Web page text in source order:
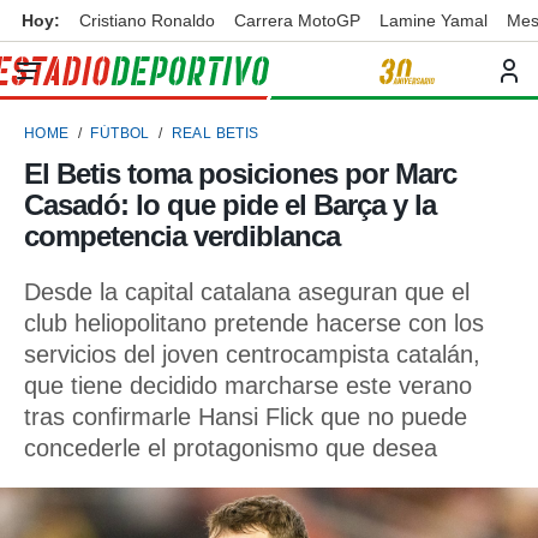
de
por
para
la
que se
calidad.
las
y
forma
digital
Hoy: Cristiano Ronaldo Carrera MotoGP Lamine Yamal
HOME FÚTBOL REAL BETIS
El Betis toma posiciones por Marc
Casadó: lo que pide el Barça y la
competencia verdiblanca
Desde la capital catalana aseguran que el
club heliopolitano pretende hacerse con los
servicios del joven centrocampista catalán,
que tiene decidido marcharse este verano
tras confirmarle Hansi Flick que no puede
concederle el protagonismo que desea